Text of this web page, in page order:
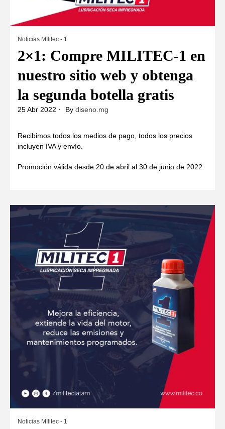
Noticias MIlitec - 1
2×1: Compre MILITEC-1 en
nuestro sitio web y obtenga
la segunda botella gratis
25 Abr 2022 By diseno.mg
Recibimos todos los medios de pago, todos los precios
incluyen IVA y envío.
Promoción válida desde 20 de abril al 30 de junio de 2022.
Noticias MIlitec - 1